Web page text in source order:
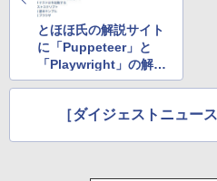
とほほ氏の解説サイト
に「Puppeteer」と
「Playwright」の解説
が追加 ほか
［ダイジェストニュー